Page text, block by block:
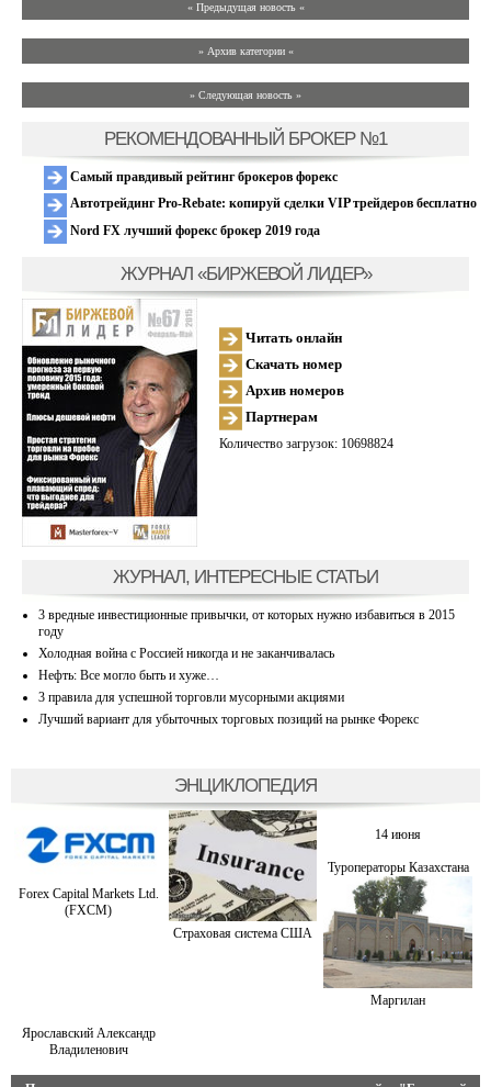
« Предыдущая новость «
» Архив категории «
» Следующая новость »
РЕКОМЕНДОВАННЫЙ БРОКЕР №1
Самый правдивый рейтинг брокеров форекс
Автотрейдинг Pro-Rebate: копируй сделки VIP трейдеров бесплатно
Nord FX лучший форекс брокер 2019 года
ЖУРНАЛ «БИРЖЕВОЙ ЛИДЕР»
Читать онлайн
Скачать номер
Архив номеров
Партнерам
Количество загрузок: 10698824
ЖУРНАЛ, ИНТЕРЕСНЫЕ СТАТЬИ
3 вредные инвестиционные привычки, от которых нужно избавиться в 2015
году
Холодная война с Россией никогда и не заканчивалась
Нефть: Все могло быть и хуже…
3 правила для успешной торговли мусорными акциями
Лучший вариант для убыточных торговых позиций на рынке Форекс
ЭНЦИКЛОПЕДИЯ
Forex Capital Markets Ltd.
(FXCM)
Страховая система США
14 июня
Туроператоры Казахстана
Маргилан
Ярославский Александр
Владиленович